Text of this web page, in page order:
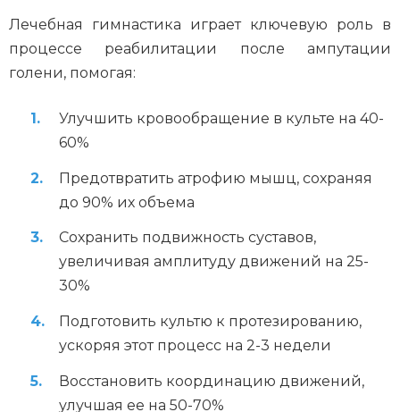
Лечебная гимнастика играет ключевую роль в
процессе реабилитации после ампутации
голени, помогая:
Улучшить кровообращение в культе на 40-
60%
Предотвратить атрофию мышц, сохраняя
до 90% их объема
Сохранить подвижность суставов,
увеличивая амплитуду движений на 25-
30%
Подготовить культю к протезированию,
ускоряя этот процесс на 2-3 недели
Восстановить координацию движений,
улучшая ее на 50-70%